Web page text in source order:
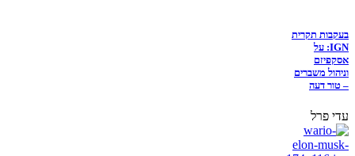
בעקבות תקרית
IGN: על
אסקפיזם
וניהול משברים
– טור דעה
עדי פרל